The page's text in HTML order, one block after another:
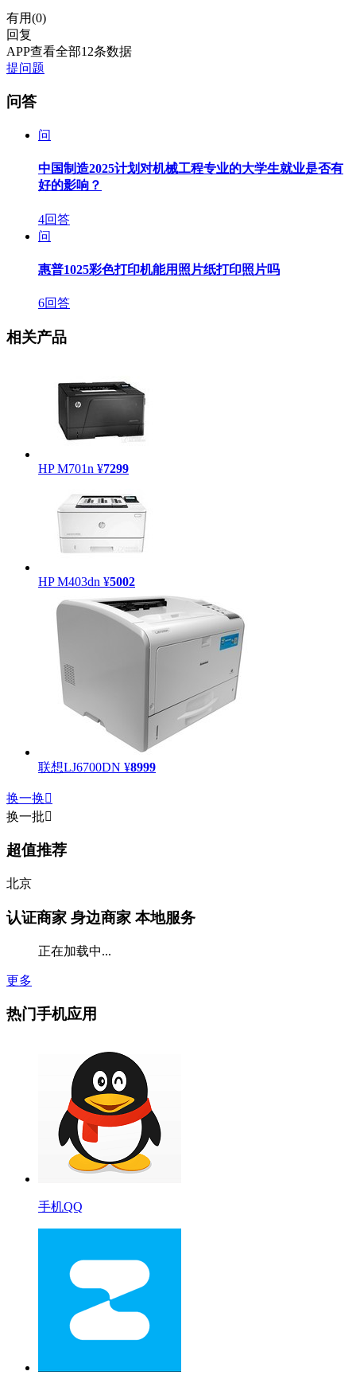
有用(0)
回复
APP查看全部12条数据
提问题
问答
问
中国制造2025计划对机械工程专业的大学生就业是否有
好的影响？
4回答
问
惠普1025彩色打印机能用照片纸打印照片吗
6回答
相关产品
HP M701n ¥7299
HP M403dn ¥5002
联想LJ6700DN ¥8999
换一换
换一批
超值推荐
北京
认证商家 身边商家 本地服务
正在加载中...
更多
热门手机应用
手机QQ